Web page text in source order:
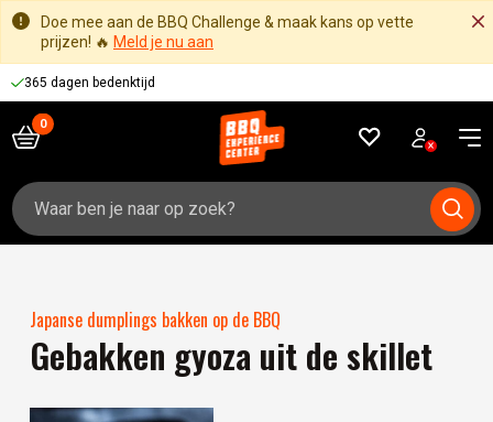
Doe mee aan de BBQ Challenge & maak kans op vette
prijzen! 🔥 Meld je nu aan
365 dagen bedenktijd
Zoeken
naar:
Japanse dumplings bakken op de BBQ
Gebakken gyoza uit de skillet